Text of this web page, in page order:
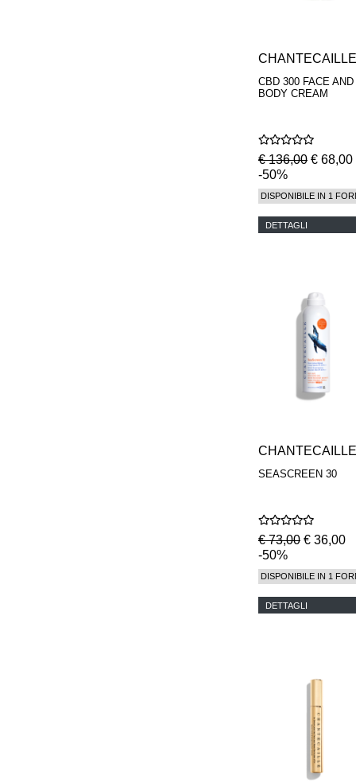
CHANTECAILLE
CBD 300 FACE AND
BODY CREAM
€ 136,00 € 68,00
-50%
DISPONIBILE IN 1
DETTAGLI
CHANTECAILLE
SEASCREEN 30
€ 73,00 € 36,00
-50%
DISPONIBILE IN 1
DETTAGLI